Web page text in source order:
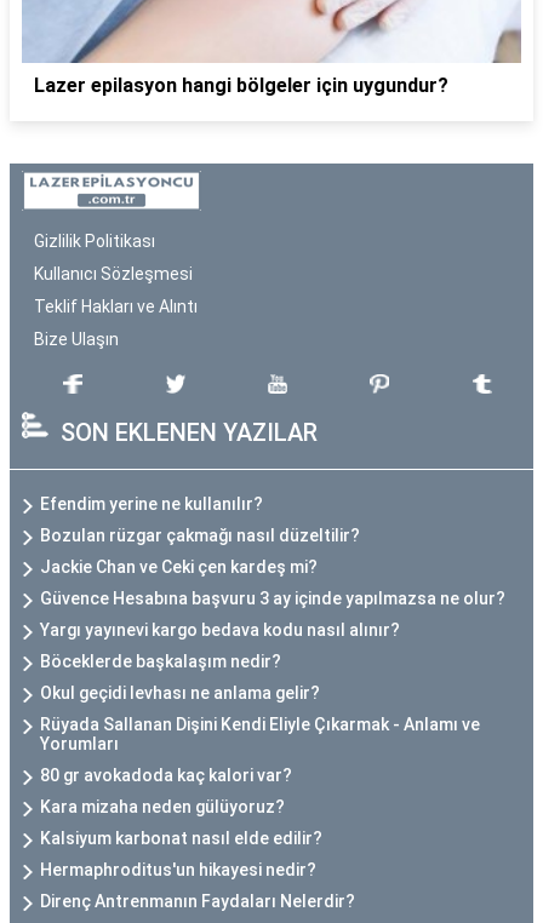
Lazer epilasyon hangi bölgeler için uygundur?
Gizlilik Politikası
Kullanıcı Sözleşmesi
Teklif Hakları ve Alıntı
Bize Ulaşın
SON EKLENEN YAZILAR
Efendim yerine ne kullanılır?
Bozulan rüzgar çakmağı nasıl düzeltilir?
Jackie Chan ve Ceki çen kardeş mi?
Güvence Hesabına başvuru 3 ay içinde yapılmazsa ne olur?
Yargı yayınevi kargo bedava kodu nasıl alınır?
Böceklerde başkalaşım nedir?
Okul geçidi levhası ne anlama gelir?
Rüyada Sallanan Dişini Kendi Eliyle Çıkarmak - Anlamı ve
Yorumları
80 gr avokadoda kaç kalori var?
Kara mizaha neden gülüyoruz?
Kalsiyum karbonat nasıl elde edilir?
Hermaphroditus'un hikayesi nedir?
Direnç Antrenmanın Faydaları Nelerdir?